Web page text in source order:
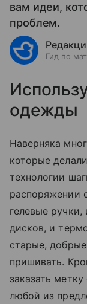
вам идеи,
проблем.
Гид по
одежды
Наверняка
которые
технологии
распоряжении
гелевые
дисков, и
старые,
пришивать.
заказать
любой из